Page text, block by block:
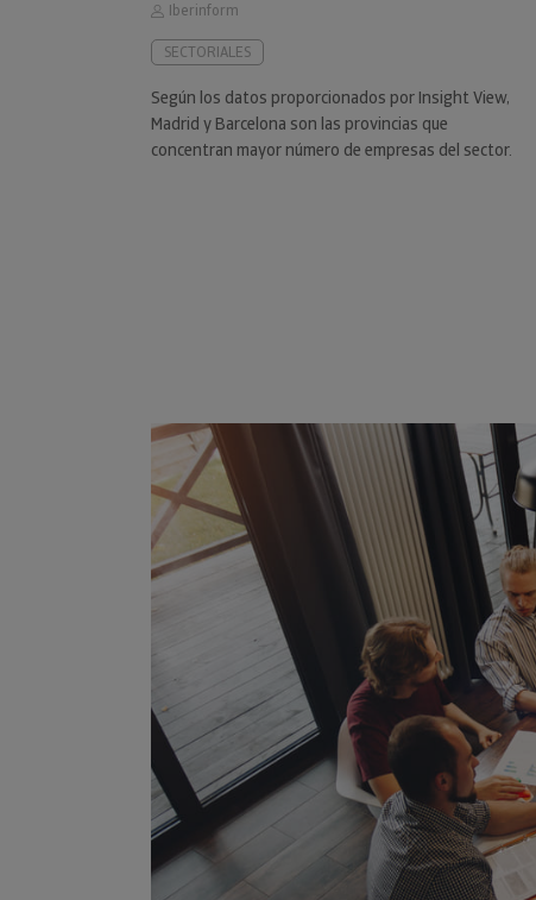
Iberinform
SECTORIALES
Según los datos proporcionados por Insight View,
Madrid y Barcelona son las provincias que
concentran mayor número de empresas del sector.